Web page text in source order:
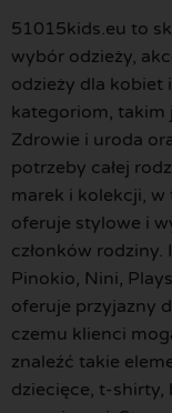
51015kids.eu to
wybór odzieży,
odzieży dla kobiet
kategoriom, takim
Zdrowie i uroda
potrzeby całej
marek i kolekcji, w
oferuje stylowe i
członków
Pinokio, Nini,
oferuje przyjazny
czemu klienci
znaleźć takie
dziecięce, t-shirty,